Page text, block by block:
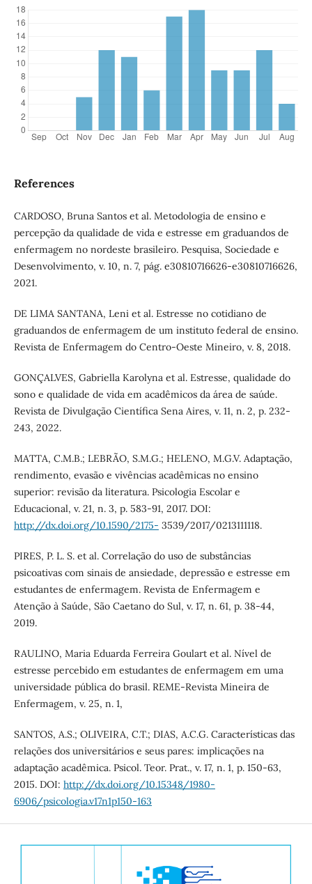
References
CARDOSO, Bruna Santos et al. Metodologia de ensino e
percepção da qualidade de vida e estresse em graduandos de
enfermagem no nordeste brasileiro. Pesquisa, Sociedade e
Desenvolvimento, v. 10, n. 7, pág. e30810716626-e30810716626,
2021.
DE LIMA SANTANA, Leni et al. Estresse no cotidiano de
graduandos de enfermagem de um instituto federal de ensino.
Revista de Enfermagem do Centro-Oeste Mineiro, v. 8, 2018.
GONÇALVES, Gabriella Karolyna et al. Estresse, qualidade do
sono e qualidade de vida em acadêmicos da área de saúde.
Revista de Divulgação Científica Sena Aires, v. 11, n. 2, p. 232-
243, 2022.
MATTA, C.M.B.; LEBRÃO, S.M.G.; HELENO, M.G.V. Adaptação,
rendimento, evasão e vivências acadêmicas no ensino
superior: revisão da literatura. Psicologia Escolar e
Educacional, v. 21, n. 3, p. 583-91, 2017. DOI:
http://dx.doi.org/10.1590/2175- 3539/2017/0213111118.
PIRES, P. L. S. et al. Correlação do uso de substâncias
psicoativas com sinais de ansiedade, depressão e estresse em
estudantes de enfermagem. Revista de Enfermagem e
Atenção à Saúde, São Caetano do Sul, v. 17, n. 61, p. 38-44,
2019.
RAULINO, Maria Eduarda Ferreira Goulart et al. Nível de
estresse percebido em estudantes de enfermagem em uma
universidade pública do brasil. REME-Revista Mineira de
Enfermagem, v. 25, n. 1,
SANTOS, A.S.; OLIVEIRA, C.T.; DIAS, A.C.G. Características das
relações dos universitários e seus pares: implicações na
adaptação acadêmica. Psicol. Teor. Prat., v. 17, n. 1, p. 150-63,
2015. DOI: http://dx.doi.org/10.15348/1980-
6906/psicologia.v17n1p150-163